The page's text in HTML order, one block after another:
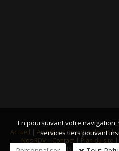
Accueil | Au départ de votre domicile
Nos RDV | Contact | Plan du site |
CROISIERES VOYAGES -
En poursuivant votre
services tiers pouvant